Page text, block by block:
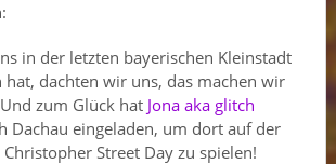
in der letzten bayerischen Kleinstadt
hat, dachten wir uns, das machen wir
zum Glück hat Jona aka glitch
Dachau eingeladen, um dort auf der
Street Day zu spielen!